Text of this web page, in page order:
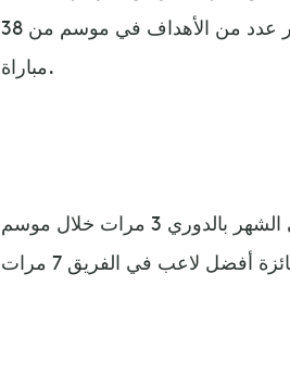
ومنها تسجيل 32 هدفاً في الدوري الممتاز ليصبح صاحب أكبر عدد من الأهداف في موسم من 38
مباراة.
وأصبح صلاح أيضاً أول من يفوز بجائزة أفضل لاعب في الشهر بالدوري 3 مرات خلال موسم